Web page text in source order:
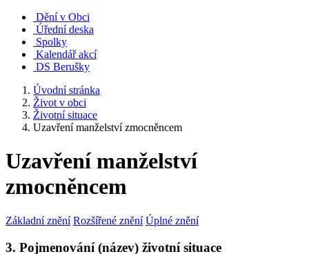
Dění v Obci
Úřední deska
Spolky
Kalendář akcí
DS Berušky
Úvodní stránka
Život v obci
Životní situace
Uzavření manželství zmocněncem
Uzavření manželství
zmocněncem
Základní znění Rozšířené znění Úplné znění
3. Pojmenování (název) životní situace